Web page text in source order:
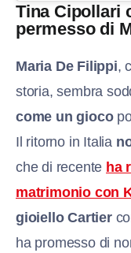
Tina Cipollari
permesso di
Maria De Filippi,
storia, sembra
come un gioco
Il ritorno in Italia
che di recente ha
matrimonio con
gioiello Cartier
ha promesso di